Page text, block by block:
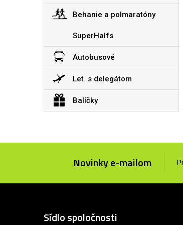
Behanie a polmaratóny
SuperHalfs
Autobusové
Let. s delegátom
Balíčky
Novinky e-mailom
Sídlo spoločnosti